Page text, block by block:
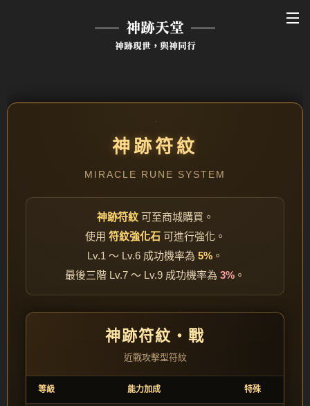
神跡天堂
神跡現世，與神同行
神跡符紋
MIRACLE RUNE SYSTEM
神跡符紋可至商城購買。
使用 符紋強化石可進行強化。
Lv.1 ～ Lv.6 成功機率為 5% 。
最後三階 Lv.7 ～ Lv.9 成功機率為 3% 。
神跡符紋‧戰
近戰攻擊型符紋
等級 能力加成 特殊